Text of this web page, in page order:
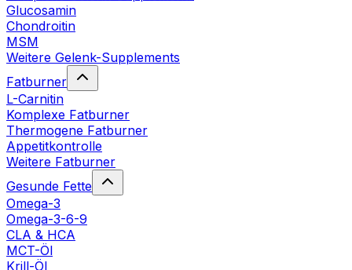
Glucosamin
Chondroitin
MSM
Weitere Gelenk-Supplements
Fatburner
L-Carnitin
Komplexe Fatburner
Thermogene Fatburner
Appetitkontrolle
Weitere Fatburner
Gesunde Fette
Omega-3
Omega-3-6-9
CLA & HCA
MCT-Öl
Krill-Öl